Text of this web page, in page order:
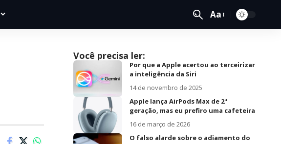
Aa
Você precisa ler:
Por que a Apple acertou ao terceirizar
a inteligência da Siri
14 de novembro de 2025
Apple lança AirPods Max de 2ª
geração, mas eu prefiro uma cafeteira
16 de março de 2026
O falso alarde sobre o adiamento do